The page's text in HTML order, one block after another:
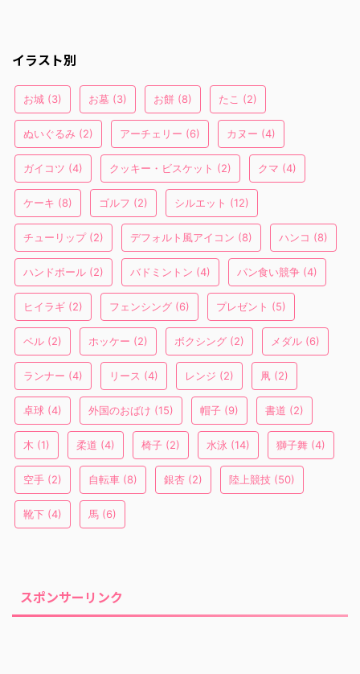
イラスト別
お城 (3) お墓 (3) お餅 (8) たこ (2)
ぬいぐるみ (2) アーチェリー (6) カヌー (4)
ガイコツ (4) クッキー・ビスケット (2) クマ (4)
ケーキ (8) ゴルフ (2) シルエット (12)
チューリップ(2) デフォルト風アイコン (8) ハンコ (8)
ハンドボール (2) バドミントン (4) パン食い競争 (4)
ヒイラギ (2) フェンシング (6) プレゼント (5)
ベル (2) ホッケー (2) ボクシング (2) メダル (6)
ランナー (4) リース (4) レンジ (2) 凧 (2)
卓球 (4) 外国のおばけ (15) 帽子 (9) 書道 (2)
木 (1) 柔道 (4) 椅子 (2) 水泳 (14) 獅子舞 (4)
空手 (2) 自転車 (8) 銀杏 (2) 陸上競技 (50)
靴下 (4) 馬 (6)
スポンサーリンク